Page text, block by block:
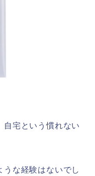
自宅という慣れない
な経験はないでし